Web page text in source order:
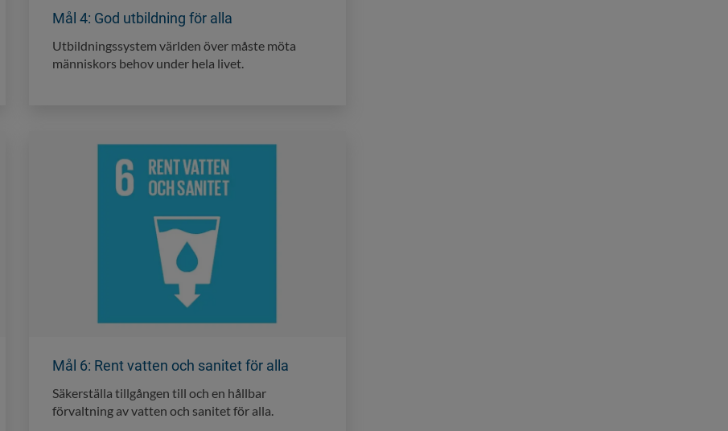
Mål 4: God utbildning för alla
Utbildningssystem världen över måste möta
människors behov under hela livet.
Mål 6: Rent vatten och sanitet för alla
Säkerställa tillgången till och en hållbar
förvaltning av vatten och sanitet för alla.